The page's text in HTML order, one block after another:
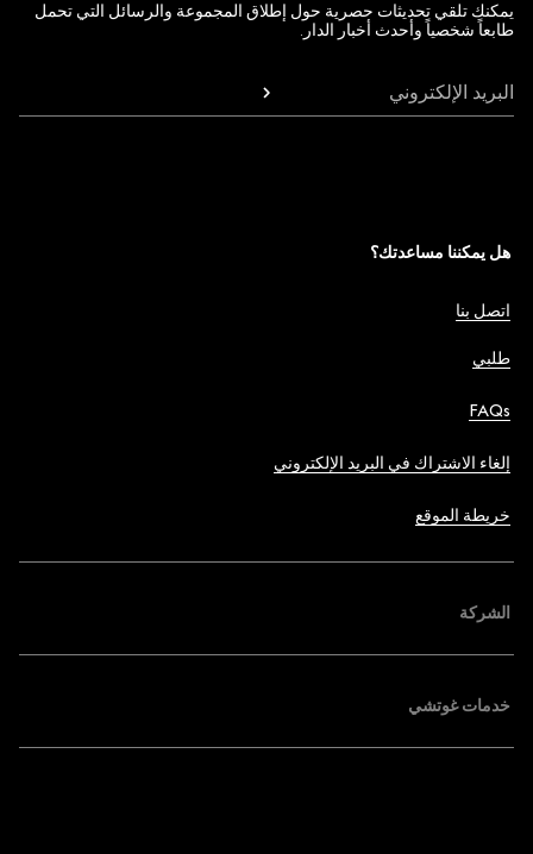
يمكنك تلقي تحديثات حصرية حول إطلاق المجموعة والرسائل التي تحمل
طابعاً شخصياً وأحدث أخبار الدار.
البريد الإلكتروني
هل يمكننا مساعدتك؟
اتصل بنا
طلبي
FAQs
إلغاء الاشتراك في البريد الإلكتروني
خريطة الموقع
الشركة
خدمات غوتشي